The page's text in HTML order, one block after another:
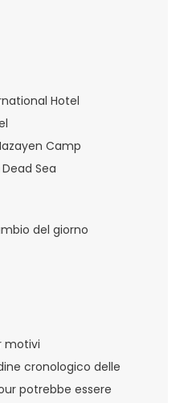
Hotel
Camp
Sea
del giorno
motivi
cronologico delle
potrebbe essere